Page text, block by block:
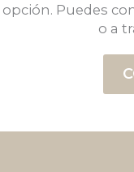
opción. Puedes
o a